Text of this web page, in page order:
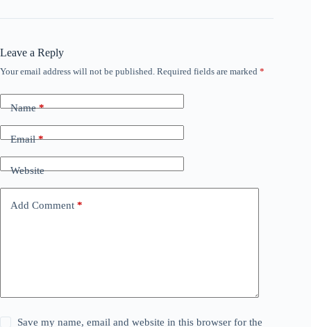
Leave a Reply
Your email address will not be published. Required fields are marked *
Name*
Email*
Website
Add Comment *
Save my name, email and website in this browser for the